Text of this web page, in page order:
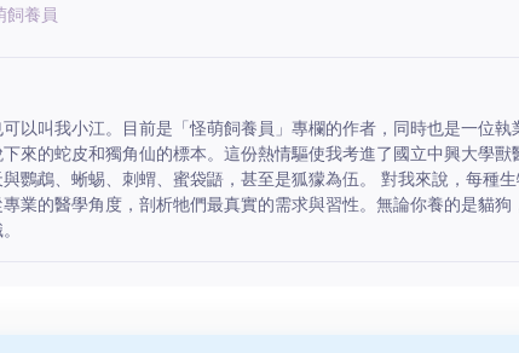
飼養員
以叫我小江。目前是「怪萌飼養員」專欄的作者，同時也是一位
來的蛇皮和獨角仙的標本。這份熱情驅使我考進了國立中興大學
鸚鵡、蜥蜴、刺蝟、蜜袋鼯，甚至是狐獴為伍。 對我來說，每種
業的醫學角度，剖析牠們最真實的需求與習性。無論你養的是貓